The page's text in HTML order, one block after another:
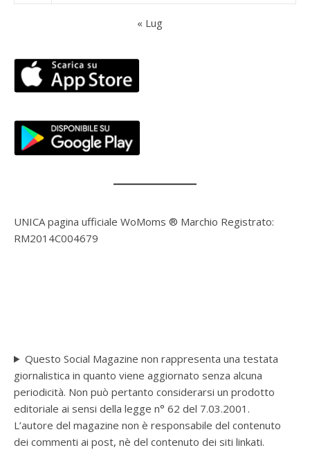
« Lug
UNICA pagina ufficiale WoMoms ® Marchio Registrato:
RM2014C004679
Questo Social Magazine non rappresenta una testata
giornalistica in quanto viene aggiornato senza alcuna
periodicità. Non può pertanto considerarsi un prodotto
editoriale ai sensi della legge n° 62 del 7.03.2001.
L’autore del magazine non è responsabile del contenuto
dei commenti ai post, nè del contenuto dei siti linkati.